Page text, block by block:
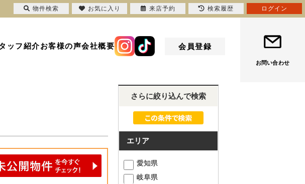
ッフ紹介お客様の声会社概要 会員登録
お問い合わせ
さらに絞り込んで検索
エリア
愛知県
岐阜県
物件検索 お気に入り 来店予約 検索履歴 ログイン